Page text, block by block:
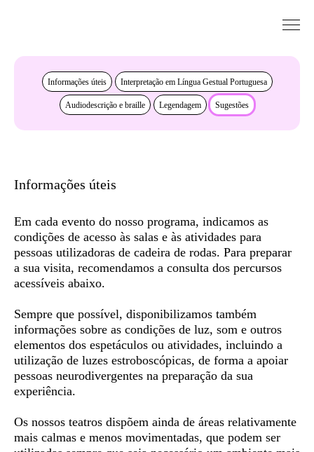
Informações úteis Interpretação em Língua Gestual Portuguesa
Audiodescrição e braille Legendagem Sugestões
Informações úteis
Em cada evento do nosso programa, indicamos as
condições de acesso às salas e às atividades para
pessoas utilizadoras de cadeira de rodas. Para preparar
a sua visita, recomendamos a consulta dos percursos
acessíveis abaixo.
Sempre que possível, disponibilizamos também
informações sobre as condições de luz, som e outros
elementos dos espetáculos ou atividades, incluindo a
utilização de luzes estroboscópicas, de forma a apoiar
pessoas neurodivergentes na preparação da sua
experiência.
Os nossos teatros dispõem ainda de áreas relativamente
mais calmas e menos movimentadas, que podem ser